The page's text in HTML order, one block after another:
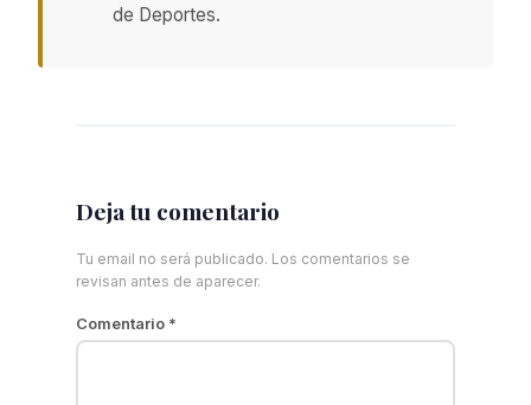
de Deportes.
Deja tu comentario
Tu email no será publicado. Los comentarios se
revisan antes de aparecer.
Comentario *